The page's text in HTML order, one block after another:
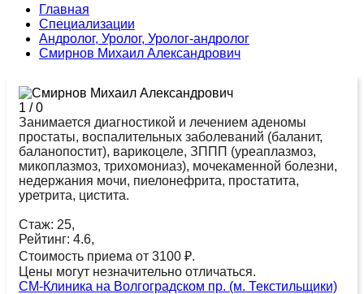
Главная
Специализации
Андролог, Уролог, Уролог-андролог
Смирнов Михаил Александрович
1 /0
Занимается диагностикой и лечением аденомы
простаты, воспалительных заболеваний (баланит,
баланопостит), варикоцеле, ЗППП (уреаплазмоз,
микоплазмоз, трихомониаз), мочекаменной болезни,
недержания мочи, пиелонефрита, простатита,
уретрита, цистита.
Стаж: 25,
Рейтинг: 4.6,
Стоимость приема от 3100 ₽.
Цены могут незначительно отличаться.
СМ-Клиника на Волгоградском пр. (м. Текстильщики)